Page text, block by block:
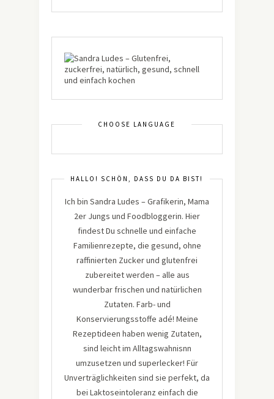
CHOOSE LANGUAGE
HALLO! SCHÖN, DASS DU DA BIST!
Ich bin Sandra Ludes – Grafikerin, Mama
2er Jungs und Foodbloggerin. Hier
findest Du schnelle und einfache
Familienrezepte, die gesund, ohne
raffinierten Zucker und glutenfrei
zubereitet werden – alle aus
wunderbar frischen und natürlichen
Zutaten. Farb- und
Konservierungsstoffe adé! Meine
Rezeptideen haben wenig Zutaten,
sind leicht im Alltagswahnisnn
umzusetzen und superlecker! Für
Unverträglichkeiten sind sie perfekt, da
bei Laktoseintoleranz einfach die